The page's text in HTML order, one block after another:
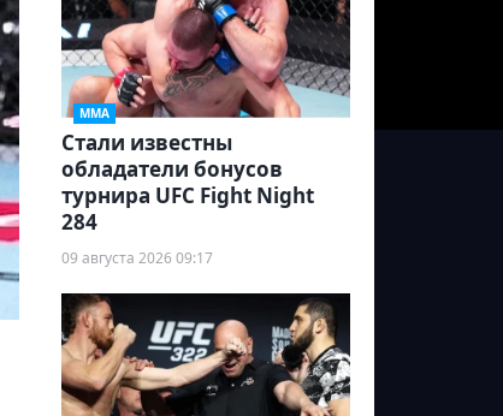
ММА
Стали известны
обладатели бонусов
турнира UFC Fight Night
284
09 августа 2026 09:17